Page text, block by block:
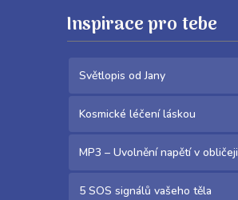
Inspirace pro tebe
Světlopis od Jany
Kosmické léčení láskou
MP3 – Uvolnění napětí v obličeji
5 SOS signálů vašeho těla